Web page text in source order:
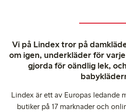
Vi på Lindex tror på
om igen, underkläder för
gjorda för oändlig lek,
Lindex är ett av Europas ledande
butiker på 17 marknader och